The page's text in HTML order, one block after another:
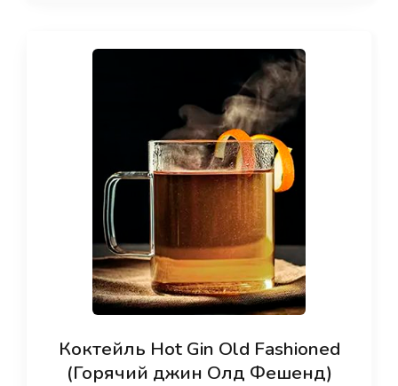
Коктейль Hot Gin Old Fashioned
(Горячий джин Олд Фешенд)